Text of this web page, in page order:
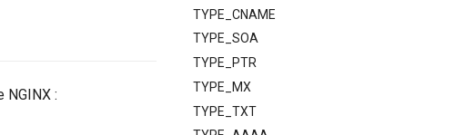
TYPE_CNAME
TYPE_SOA
TYPE_PTR
TYPE_MX
TYPE_TXT
NGINX :